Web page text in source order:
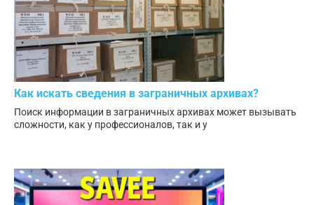
Как искать сведения в заграничных архивах?
Поиск информации в заграничных архивах может вызывать
сложности, как у профессионалов, так и у